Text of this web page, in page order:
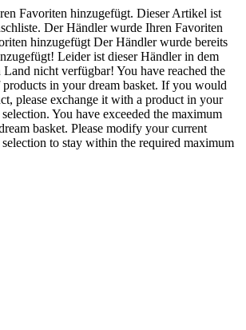
Favoriten hinzugefügt. Dieser Artikel ist
Der Händler wurde Ihren Favoriten
hinzugefügt Der Händler wurde bereits
Leider ist dieser Händler in dem
Land nicht verfügbar! You have reached the
in your dream basket. If you would
please exchange it with a product in your
You have exceeded the maximum
basket. Please modify your current
to stay within the required maximum